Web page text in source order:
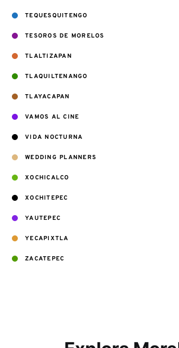
TEQUESQUITENGO
TESOROS DE MORELOS
TLALTIZAPAN
TLAQUILTENANGO
TLAYACAPAN
VAMOS AL CINE
VIDA NOCTURNA
WEDDING PLANNERS
XOCHICALCO
XOCHITEPEC
YAUTEPEC
YECAPIXTLA
ZACATEPEC